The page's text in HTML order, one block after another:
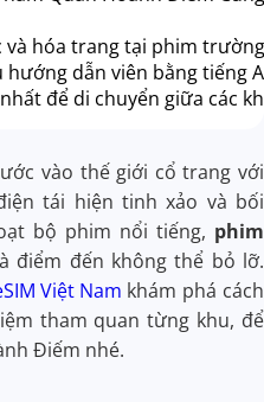
và hóa trang tại phim
dẫn viên bằng tiếng
để di chuyển giữa các
vào thế giới cổ trang với
tái hiện tinh xảo và bối
bộ phim nổi tiếng, phim
điểm đến không thể bỏ lỡ.
Việt Nam khám phá cách
tham quan từng khu, để
Điếm nhé.